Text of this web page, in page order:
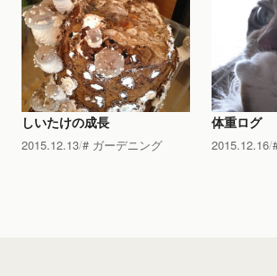
しいたけの成長
2015.12.13 ガーデニング
体重ログ
2015.12.16